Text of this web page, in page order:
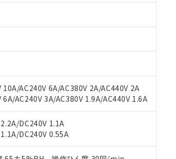
AC240V 6A/AC380V 2A/AC440V 2A
AC240V 3A/AC380V 1.9A/AC440V 1.6A
DC240V 1.1A
DC240V 0.55A
はお客様のお取引先、またはお客様担当のオムロ
販売拠点は「販売ネットワーク
」をご確認くだ
当社の事前の承諾なく第三者に漏洩または開示し
成サービス）をご利用いただくには、I-Webメンバ
ェニル類(PBB) 1000ppm以下、ポリ臭化ジフェニルエーテル類
対する適用除外項目は除く。
える意図的な使用がないことを確認しています。
予定月が前後することがあります。
の基準値を超えていることを示します。
お問い合わせください。
カドミウム) : 100ppm、
ル酸ジイソブチル) : 1000ppm、 BBP(フタル酸ブチルベンジル)
が基準値以下であることを示します。
害物質が外部に漏えいし、環境に深刻な影響を及
お問い合わせください。
する場合は、日本国政府の輸出許可(または役務取
売する場合は、上記1、2および3の内容を当該第三
に係わる関係者が違法に輸出するおそれがある場
あり
ついては、お客様のお取引先、またはお客様担当
ご確認ください)
況の情報を公開していない機種